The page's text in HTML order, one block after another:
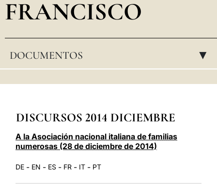
العربيّة
FRANCISCO
DOCUMENTOS ▸
DISCURSOS 2014 DICIEMBRE
A la Asociación nacional italiana de familias
numerosas (28 de diciembre de 2014)
DE - EN - ES - FR - IT - PT